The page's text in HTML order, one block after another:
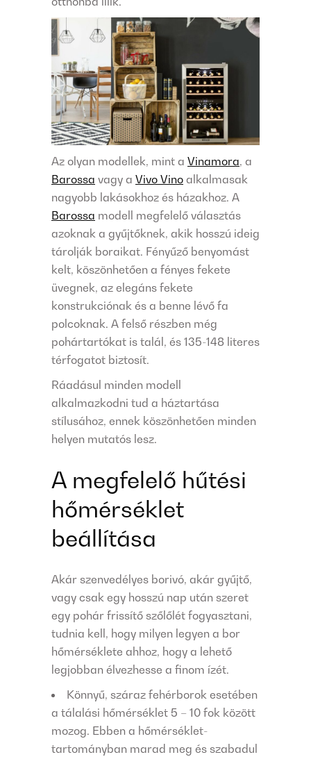
Az olyan modellek, mint a Vinamora, a
Barossa vagy a Vivo Vino alkalmasak
nagyobb lakásokhoz és házakhoz. A
Barossa modell megfelelő választás
azoknak a gyűjtőknek, akik hosszú ideig
tárolják boraikat. Fényűző benyomást
kelt, köszönhetően a fényes fekete
üvegnek, az elegáns fekete
konstrukciónak és a benne lévő fa
polcoknak. A felső részben még
pohártartókat is talál, és 135-148 literes
térfogatot biztosít.
Ráadásul minden modell
alkalmazkodni tud a háztartása
stílusához, ennek köszönhetően minden
helyen mutatós lesz.
A megfelelő hűtési
hőmérséklet
beállítása
Akár szenvedélyes borivó, akár gyűjtő,
vagy csak egy hosszú nap után szeret
egy pohár frissítő szőlőlét fogyasztani,
tudnia kell, hogy milyen legyen a bor
hőmérséklete ahhoz, hogy a lehető
legjobban élvezhesse a finom ízét.
Könnyű, száraz fehérborok esetében
a tálalási hőmérséklet 5 – 10 fok között
mozog. Ebben a hőmérséklet-
tartományban marad meg és szabadul